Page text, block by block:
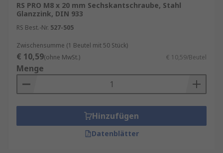
RS PRO M8 x 20 mm Sechskantschraube, Stahl
Glanzzink, DIN 933
RS Best.-Nr. 527-505
Zwischensumme (1 Beutel mit 50 Stück)
€ 10,59(ohne MwSt.) € 10,59/Beutel
Menge
Hinzufügen
Datenblätter